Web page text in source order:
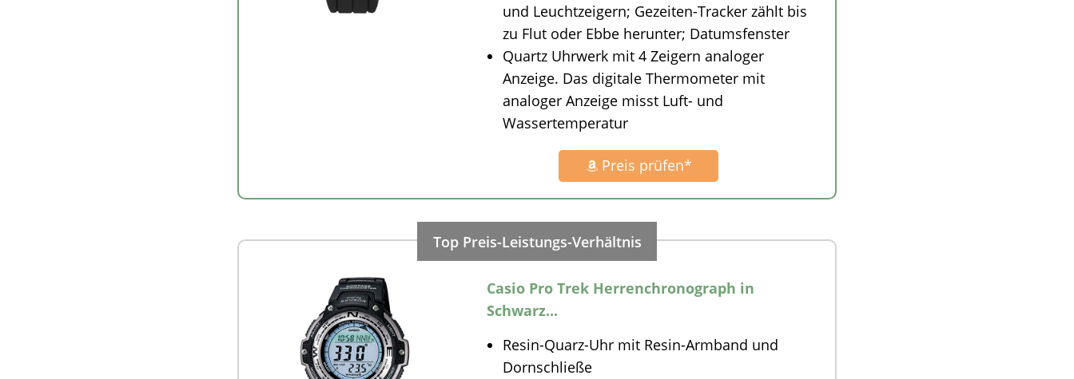
und Leuchtzeigern; Gezeiten-Tracker zählt bis
zu Flut oder Ebbe herunter; Datumsfenster
Quartz Uhrwerk mit 4 Zeigern analoger
Anzeige. Das digitale Thermometer mit
analoger Anzeige misst Luft- und
Wassertemperatur
Preis prüfen*
Casio Pro Trek Herrenchronograph in
Schwarz...
Resin-Quarz-Uhr mit Resin-Armband und
Dornschließe